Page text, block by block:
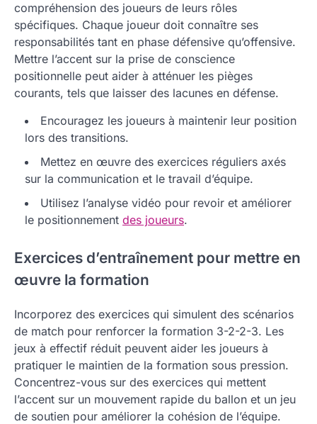
compréhension des joueurs de leurs rôles
spécifiques. Chaque joueur doit connaître ses
responsabilités tant en phase défensive qu’offensive.
Mettre l’accent sur la prise de conscience
positionnelle peut aider à atténuer les pièges
courants, tels que laisser des lacunes en défense.
Encouragez les joueurs à maintenir leur position
lors des transitions.
Mettez en œuvre des exercices réguliers axés
sur la communication et le travail d’équipe.
Utilisez l’analyse vidéo pour revoir et améliorer
le positionnement des joueurs.
Exercices d’entraînement pour mettre en
œuvre la formation
Incorporez des exercices qui simulent des scénarios
de match pour renforcer la formation 3-2-2-3. Les
jeux à effectif réduit peuvent aider les joueurs à
pratiquer le maintien de la formation sous pression.
Concentrez-vous sur des exercices qui mettent
l’accent sur un mouvement rapide du ballon et un jeu
de soutien pour améliorer la cohésion de l’équipe.